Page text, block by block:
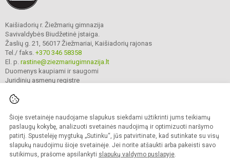
Šioje svetainėje naudojame slapukus siekdami užtikrinti jums teikiamų
paslaugų kokybę, analizuoti svetainės naudojimą ir optimizuoti naršymo
patirtį. Spustelėję mygtuką „Sutinku“, jūs patvirtinate, kad sutinkate su visų
slapukų naudojimu šioje svetainėje. Jei norite atšaukti arba pakeisti savo
sutikimus, prašome apsilankyti slapukų valdymo puslapyje.
Kaišiadorių r. Žiežmarių gimnazija
Savivaldybės Biudžetinė įstaiga.
Žaslių g. 21, 56017 Žiežmariai, Kaišiadorių rajonas
Tel./ faks. +370 346 58358
El. p. rastine@ziezmariugimnazija.lt
Duomenys kaupiami ir saugomi
Juridinių asmenų registre
© 2025. Kaišiadorių r. Žiežmarių gimnazija. Visos teisės saugomos.
Kopijuoti turinį be raštiško įstaigos administracijos sutikimo griežtai draudžiama.
Prieinamumo paraiška Slapukų valdymas